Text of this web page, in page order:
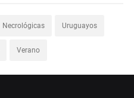
Necrológicas Uruguayos
Verano